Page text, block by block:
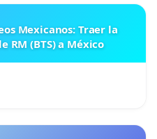
Mexicanos: Traer la
RM (BTS) a México